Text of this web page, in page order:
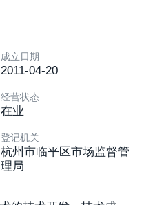
成立日期
2011-04-20
经营状态
在业
登记机关
杭州市临平区市场监督管
理局